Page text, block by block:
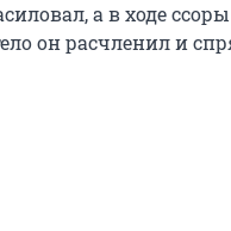
а в ходе
он расчленил и